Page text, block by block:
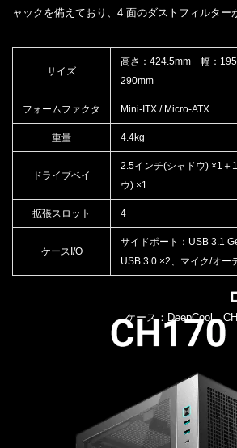
ャックを備えており、4 面のダストフィルター
サイズ
高さ：424.5mm 幅：
290mm
フォームファクタ Mini-ITX / Micro-ATX
重量 4.4kg
ドライブベイ
2.5インチ(シャドウ) ×1＋
ウ) ×1
拡張スロット 4
ケースI/O
サイドポート：USB 3.1
USB 3.0 ×2、マイク/オー
ケース：DeepCool